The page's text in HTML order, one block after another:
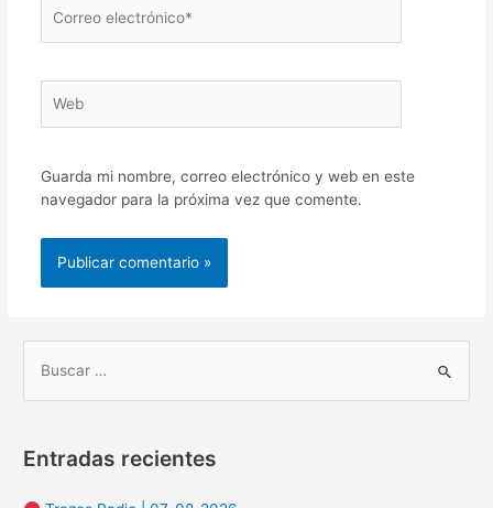
electrónico*
Guarda mi nombre, correo electrónico y web en este
navegador para la próxima vez que comente.
u
c
Entradas recientes